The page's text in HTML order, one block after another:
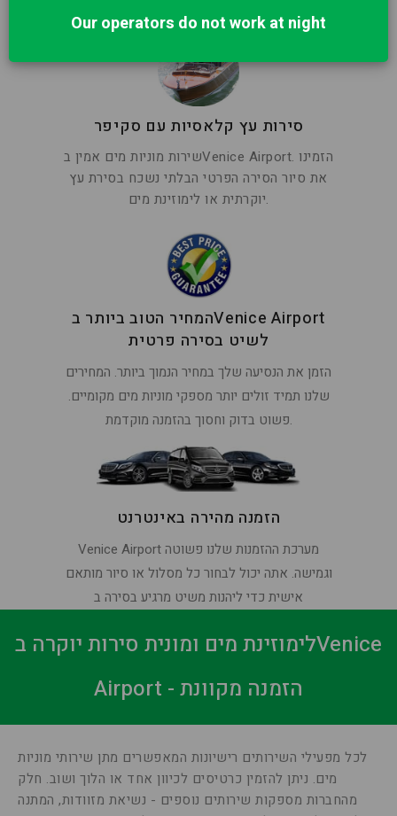
סירות עץ קלאסיות עם סקיפר
שירות מוניות מים אמין בVenice Airport. הזמינו
את סיור הסירה הפרטי הבלתי נשכח בסירת עץ
יוקרתית או לימוזינת מים.
המחיר הטוב ביותר בVenice Airport
לשיט בסירה פרטית
הזמן את הנסיעה שלך במחיר הנמוך ביותר. המחירים
שלנו תמיד זולים יותר מספקי מוניות מים מקומיים.
פשוט בדוק וחסוך בהזמנה מוקדמת.
הזמנה מהירה באינטרנט
Venice Airport מערכת ההזמנות שלנו פשוטה
וגמישה. אתה יכול לבחור כל מסלול או סיור מותאם
אישית כדי ליהנות משיט מרגיע בסירה ב
לימוזינת מים ומונית סירות יוקרה בVenice
Airport - הזמנה מקוונת
לכל מפעילי השירותים רישיונות המאפשרים מתן שירותי מוניות
מים. ניתן להזמין כרטיסים לכיוון אחד או הלוך ושוב. חלק
מהחברות מספקות שירותים נוספים - נשיאת מזוודות, המתנה
Our operators do not work at night